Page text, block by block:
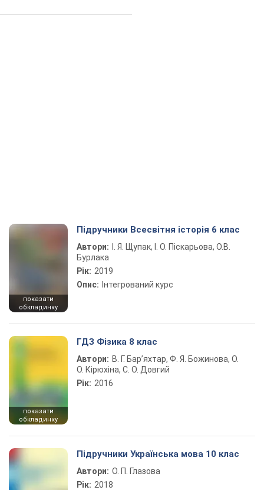
показати
обкладинку
Підручники Всесвітня історія 6 клас
Автори:
І. Я. Щупак, І. О. Піскарьова, О.В.
Бурлака
Рік: 2019
Опис: Інтегрований курс
показати
обкладинку
ГДЗ Фізика 8 клас
Автори: В. Г. Бар’яхтар, Ф. Я. Божинова, О.
О. Кірюхіна, С. О. Довгий
Рік: 2016
Підручники Українська мова 10 клас
Автори: О. П. Глазова
Рік: 2018